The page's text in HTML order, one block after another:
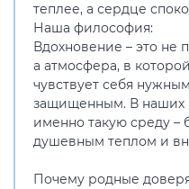
теплее, а сердце
Наша философия:
Вдохновение – это не
а атмосфера, в
чувствует себя
защищенным. В наших
именно такую среду –
душевным теплом и
Почему родные